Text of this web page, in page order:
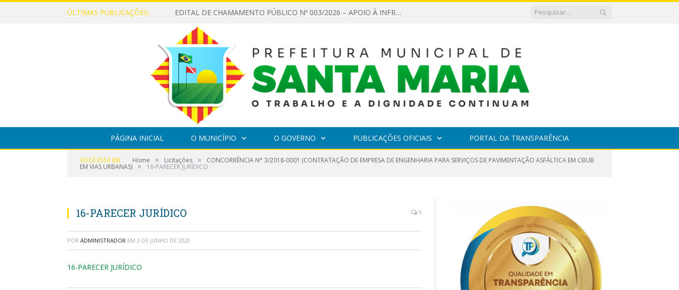
ÚLTIMAS PUBLICAÇÕES: EDITAL DE CHAMAMENTO PÚBLICO Nº 003/2026 – APOIO À INFRAESTRUTURA CULTURAL
PÁGINA INICIAL O MUNICÍPIO O GOVERNO PUBLICAÇÕES OFICIAIS PORTAL DA TRANSPARÊNCIA
VOCÊ ESTÁ EM: Home » Licitações » CONCORRÊNCIA N° 3/2018-0001 (CONTRATAÇÃO DE EMPRESA DE ENGENHARIA PARA SERVIÇOS DE PAVIMENTAÇÃO ASFÁLTICA EM CBUB
EM VIAS URBANAS) » 16-PARECER JURÍDICO
16-PARECER JURÍDICO 0
POR ADMINISTRADOR EM 3 DE JUNHO DE 2020
16-PARECER JURÍDICO